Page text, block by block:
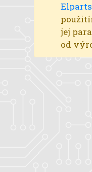
Elparts
jej
od